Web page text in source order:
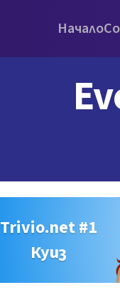
Начало
Trivio.net #1
Куиз